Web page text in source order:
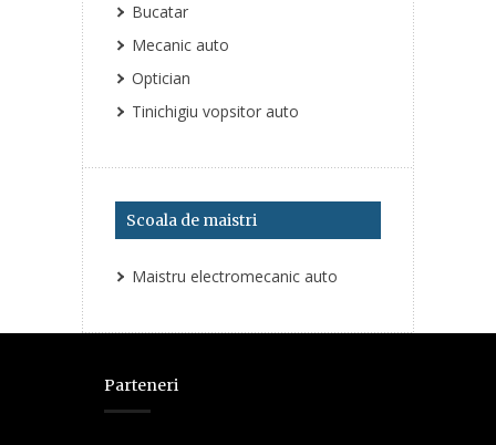
Bucatar
Mecanic auto
Optician
Tinichigiu vopsitor auto
Scoala de maistri
Maistru electromecanic auto
Parteneri